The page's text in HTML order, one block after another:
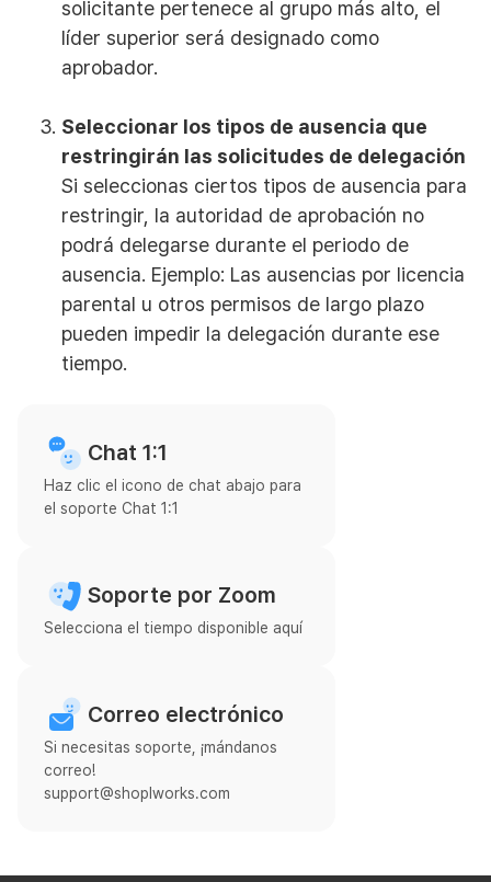
solicitante pertenece al grupo más alto, el
líder superior será designado como
aprobador.
Seleccionar los tipos de ausencia que
restringirán las solicitudes de delegación
Si seleccionas ciertos tipos de ausencia para
restringir, la autoridad de aprobación no
podrá delegarse durante el periodo de
ausencia. Ejemplo: Las ausencias por licencia
parental u otros permisos de largo plazo
pueden impedir la delegación durante ese
tiempo.
Chat 1:1
Haz clic el icono de chat abajo para
el soporte Chat 1:1
Soporte por Zoom
Selecciona el tiempo disponible aquí
Correo electrónico
Si necesitas soporte, ¡mándanos
correo!
support@shoplworks.com